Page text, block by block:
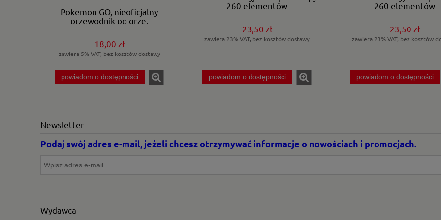
Pokemon GO, nieoficjalny
przewodnik po grze.
18,00 zł
zawiera 5% VAT, bez kosztów dostawy
powiadom o dostępności
260 elementów
23,50 zł
zawiera 23% VAT, bez kosztów dostawy
powiadom o dostępności
260 elementów
23,50 zł
zawiera 23% VAT, bez kosztów
powiadom o dostępności
Newsletter
Podaj swój adres e-mail, jeżeli chcesz otrzymywać informacje o nowościach i promocjach.
Wydawca